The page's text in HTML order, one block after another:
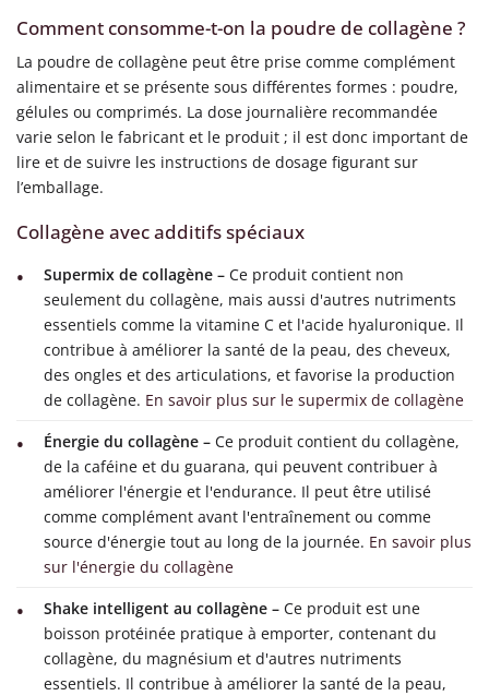
Comment consomme-t-on la poudre de collagène ?
La poudre de collagène peut être prise comme complément
alimentaire et se présente sous différentes formes : poudre,
gélules ou comprimés. La dose journalière recommandée
varie selon le fabricant et le produit ; il est donc important de
lire et de suivre les instructions de dosage figurant sur
l’emballage.
Collagène avec additifs spéciaux
Supermix de collagène – Ce produit contient non
seulement du collagène, mais aussi d'autres nutriments
essentiels comme la vitamine C et l'acide hyaluronique. Il
contribue à améliorer la santé de la peau, des cheveux,
des ongles et des articulations, et favorise la production
de collagène. En savoir plus sur le supermix de collagène
Énergie du collagène – Ce produit contient du collagène,
de la caféine et du guarana, qui peuvent contribuer à
améliorer l'énergie et l'endurance. Il peut être utilisé
comme complément avant l'entraînement ou comme
source d'énergie tout au long de la journée. En savoir plus
sur l'énergie du collagène
Shake intelligent au collagène – Ce produit est une
boisson protéinée pratique à emporter, contenant du
collagène, du magnésium et d'autres nutriments
essentiels. Il contribue à améliorer la santé de la peau,